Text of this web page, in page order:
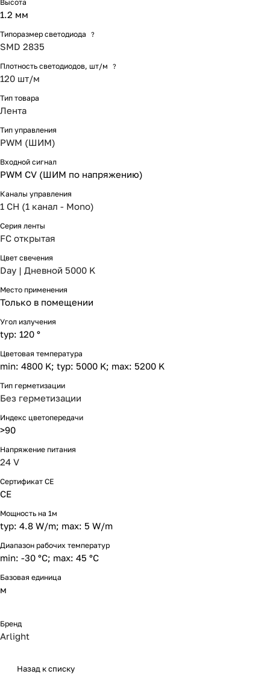
Высота
1.2 мм
Типоразмер светодиода ?
SMD 2835
Плотность светодиодов, шт/м ?
120 шт/м
Тип товара
Лента
Тип управления
PWM (ШИМ)
Входной сигнал
PWM СV (ШИМ по напряжению)
Каналы управления
1 CH (1 канал - Mono)
Серия ленты
FC открытая
Цвет свечения
Day | Дневной 5000 K
Место применения
Только в помещении
Угол излучения
typ: 120 °
Цветовая температура
min: 4800 K; typ: 5000 K; max: 5200 K
Тип герметизации
Без герметизации
Индекс цветопередачи
>90
Напряжение питания
24 V
Сертификат CE
CE
Мощность на 1м
typ: 4.8 W/m; max: 5 W/m
Диапазон рабочих температур
min: -30 °C; max: 45 °C
Базовая единица
м
Бренд
Arlight
Назад к списку